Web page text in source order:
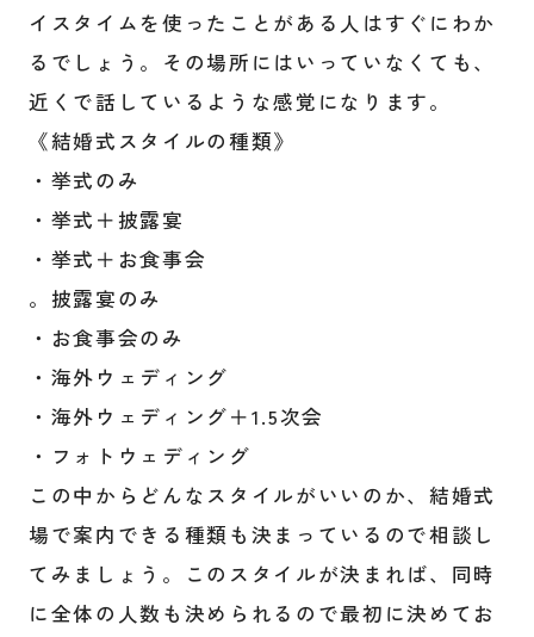
イスタイムを使ったことがある人はすぐにわか
るでしょう。その場所にはいっていなくても、
近くで話しているような感覚になります。
《結婚式スタイルの種類》
・挙式のみ
・挙式＋披露宴
・挙式＋お食事会
。披露宴のみ
・お食事会のみ
・海外ウェディング
・海外ウェディング＋1.5次会
・フォトウェディング
この中からどんなスタイルがいいのか、結婚式
場で案内できる種類も決まっているので相談し
てみましょう。このスタイルが決まれば、同時
に全体の人数も決められるので最初に決めてお